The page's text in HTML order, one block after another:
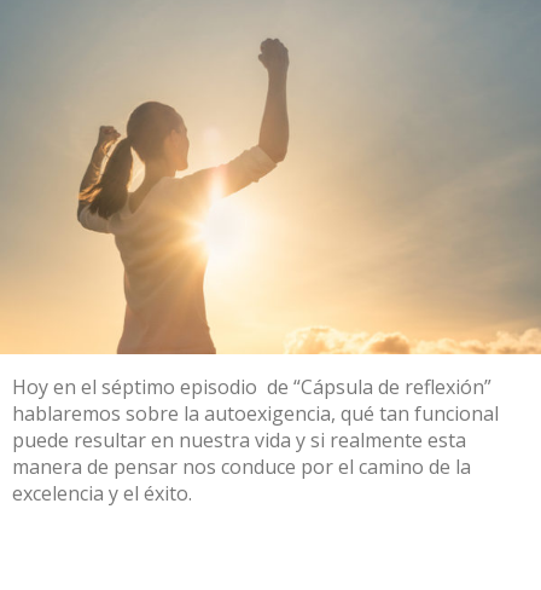
Hoy en el séptimo episodio de “Cápsula de reflexión”
hablaremos sobre la autoexigencia, qué tan funcional
puede resultar en nuestra vida y si realmente esta
manera de pensar nos conduce por el camino de la
excelencia y el éxito.